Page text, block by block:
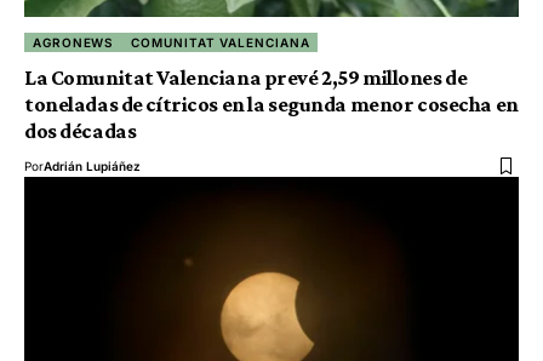
AGRONEWS COMUNITAT VALENCIANA
La Comunitat Valenciana prevé 2,59 millones de
toneladas de cítricos en la segunda menor cosecha en
dos décadas
PorAdrián Lupiáñez